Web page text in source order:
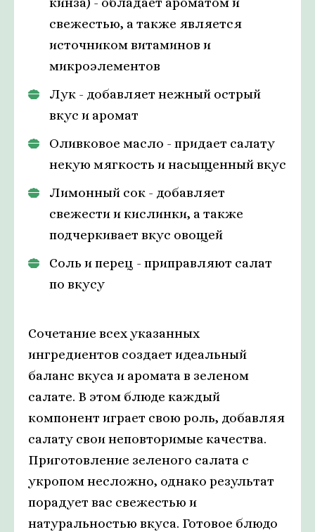
свежестью, а также является
источником витаминов и
микроэлементов
Лук - добавляет нежный острый
вкус и аромат
Оливковое масло - придает салату
некую мягкость и насыщенный вкус
Лимонный сок - добавляет
свежести и кислинки, а также
подчеркивает вкус овощей
Соль и перец - приправляют салат
по вкусу
Сочетание всех указанных
ингредиентов создает идеальный
баланс вкуса и аромата в зеленом
салате. В этом блюде каждый
компонент играет свою роль, добавляя
салату свои неповторимые качества.
Приготовление зеленого салата с
укропом несложно, однако результат
порадует вас свежестью и
натуральностью вкуса. Готовое блюдо